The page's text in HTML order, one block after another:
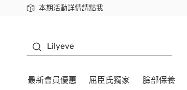
本期活動詳情請點我
下載app最高回饋$350
Lilyeve
最新會員優惠 屈臣氏獨家 臉部保養